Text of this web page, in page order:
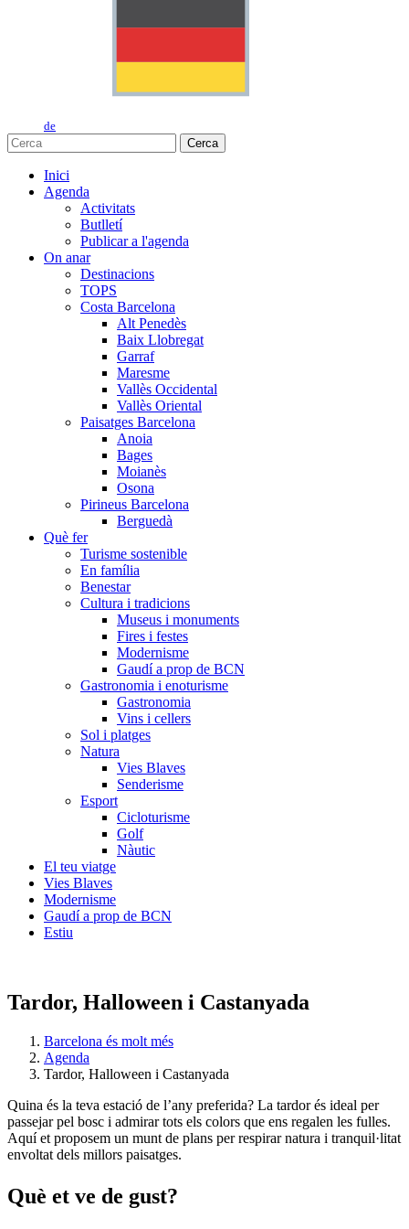
de
Cerca
Inici
Agenda
Activitats
Butlletí
Publicar a l'agenda
On anar
Destinacions
TOPS
Costa Barcelona
Alt Penedès
Baix Llobregat
Garraf
Maresme
Vallès Occidental
Vallès Oriental
Paisatges Barcelona
Anoia
Bages
Moianès
Osona
Pirineus Barcelona
Berguedà
Què fer
Turisme sostenible
En família
Benestar
Cultura i tradicions
Museus i monuments
Fires i festes
Modernisme
Gaudí a prop de BCN
Gastronomia i enoturisme
Gastronomia
Vins i cellers
Sol i platges
Natura
Vies Blaves
Senderisme
Esport
Cicloturisme
Golf
Nàutic
El teu viatge
Vies Blaves
Modernisme
Gaudí a prop de BCN
Estiu
Tardor, Halloween i Castanyada
Barcelona és molt més
Agenda
Tardor, Halloween i Castanyada
Quina és la teva estació de l’any preferida? La tardor és ideal per
passejar pel bosc i admirar tots els colors que ens regalen les fulles.
Aquí et proposem un munt de plans per respirar natura i tranquil·litat
envoltat dels millors paisatges.
Què et ve de gust?